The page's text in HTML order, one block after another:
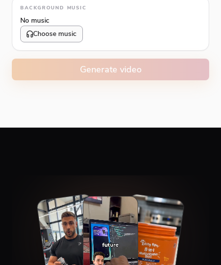
#E74C3C
BACKGROUND MUSIC
No music
Choose music
Generate video